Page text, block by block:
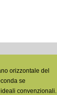
orizzontale del
se
convenzionali.